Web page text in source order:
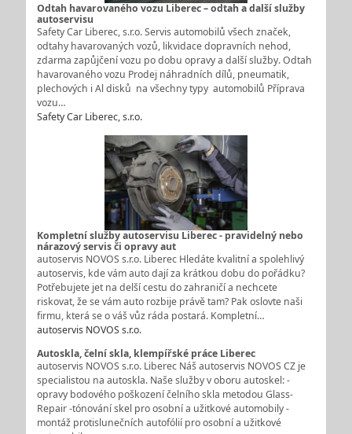
Odtah havarovaného vozu Liberec – odtah a další služby
autoservisu
Safety Car Liberec, s.r.o. Servis automobilů všech značek,
odtahy havarovaných vozů, likvidace dopravních nehod,
zdarma zapůjčení vozu po dobu opravy a další služby. Odtah
havarovaného vozu Prodej náhradních dílů, pneumatik,
plechových i Al disků na všechny typy automobilů Příprava
vozu…
Safety Car Liberec, s.r.o.
Kompletní služby autoservisu Liberec - pravidelný nebo
nárazový servis či opravy aut
autoservis NOVOS s.r.o. Liberec Hledáte kvalitní a spolehlivý
autoservis, kde vám auto dají za krátkou dobu do pořádku?
Potřebujete jet na delší cestu do zahraničí a nechcete
riskovat, že se vám auto rozbije právě tam? Pak oslovte naši
firmu, která se o váš vůz ráda postará. Kompletní…
autoservis NOVOS s.r.o.
Autoskla, čelní skla, klempířské práce Liberec
autoservis NOVOS s.r.o. Liberec Náš autoservis NOVOS CZ je
specialistou na autoskla. Naše služby v oboru autoskel: -
opravy bodového poškození čelního skla metodou Glass-
Repair -tónování skel pro osobní a užitkové automobily -
montáž protislunečních autofólií pro osobní a užitkové